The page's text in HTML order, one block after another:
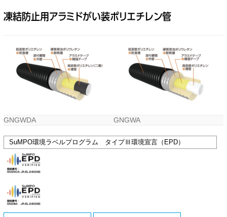
凍結防止用アラミドがい装ポリエチレン管
GNGWDA GNGWA
SuMPO環境ラベルプログラム タイプⅢ環境宣言（EPD）